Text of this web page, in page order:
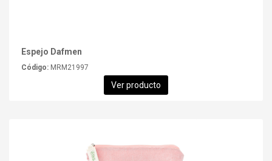
Espejo Dafmen
Código: MRM21997
Ver producto